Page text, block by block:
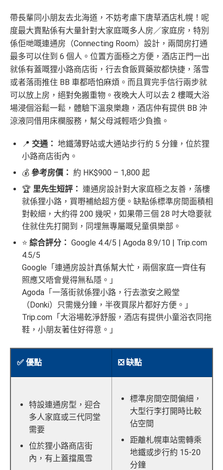
帶長輩同小朋友去北海道，不妨考慮下唐草酒店札幌！呢
度最大賣點係有大量針對大家庭嘅多人房／家庭房，特別
係佢哋嘅連通房（Connecting Room）設計，兩間房打通
最多可以住到 6 個人。位置方面極之方便，酒店正門一出
就係有蓋嘅狸小路商店街，行去食飯買藥妝都快捷，落雪
或者落雨推住 BB 車都唔怕麻煩。而且買完手信行兩步就
可以放上房，絕對免搬重物。夜晚大人可以去 2 樓嘅大浴
場浸個浴鬆一鬆，體驗下溫泉樂趣，酒店仲有提供 BB 沖
涼液同借用床欄服務，幫父母減輕唔少負擔。
📍 交通： 地鐵薄野站或大通站步行約 5 分鐘，位於狸
小路商店街內。
💰 參考房價： 約 HK$900 – 1,800 起
🏆 里先生短評： 連通房設計對大家庭極之友善，落樓
就係狸小路，買嘢補給超方便。缺點係標準房間面積相
對較細，大約得 200 幾呎，如果帶三個 28 吋大喼要就
住就住先打開到，同埋無專屬嘅兒童俱樂部。
⭐ 綜合評分： Google 4.4/5 | Agoda 8.9/10 | Trip.com
4.5/5
Google「連通房設計真係幫大忙，兩個家庭一齊住有
照應又唔會覺得無私隱。」
Agoda「一落街就係狸小路，行去激安之殿堂
（Donki）只需幾分鐘，半夜買尿片都好方便。」
Trip.com「大浴場乾淨舒服，酒店有提供小童浴衣同拖
鞋，小朋友著住好得意。」
✅ 優點 ❎ 缺點
特設連通房型，迎合
多人家庭或三代同堂
需要
位於狸小路商店街
內，有上蓋擋風雪
標準房間空間偏細，
大型行李打開時比較
佔空間
距離札幌車站需轉乘
地鐵或步行約 15-20
分鐘